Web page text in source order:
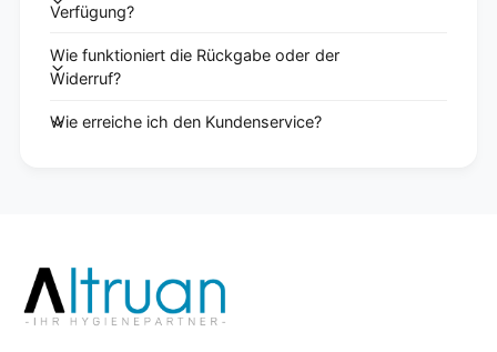
Verfügung?
Wie funktioniert die Rückgabe oder der
Widerruf?
Wie erreiche ich den Kundenservice?